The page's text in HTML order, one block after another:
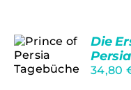
Die
34,80